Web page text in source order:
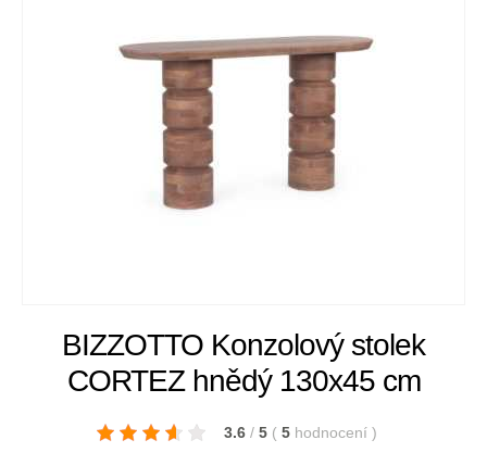
BIZZOTTO Konzolový stolek
CORTEZ hnědý 130x45 cm
3.6 / 5 ( 5 hodnocení )